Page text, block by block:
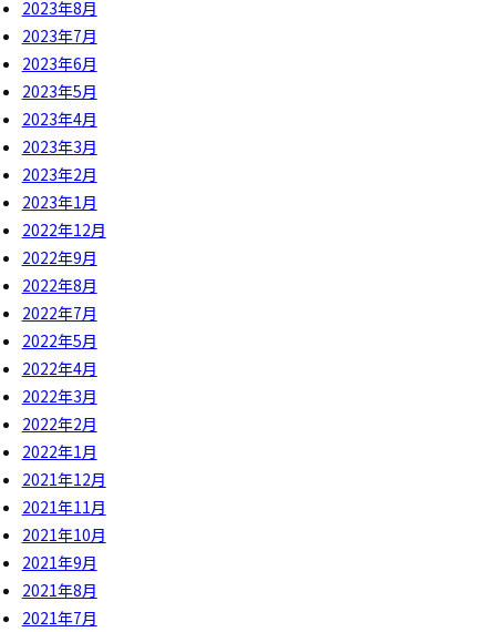
2023年8月
2023年7月
2023年6月
2023年5月
2023年4月
2023年3月
2023年2月
2023年1月
2022年12月
2022年9月
2022年8月
2022年7月
2022年5月
2022年4月
2022年3月
2022年2月
2022年1月
2021年12月
2021年11月
2021年10月
2021年9月
2021年8月
2021年7月